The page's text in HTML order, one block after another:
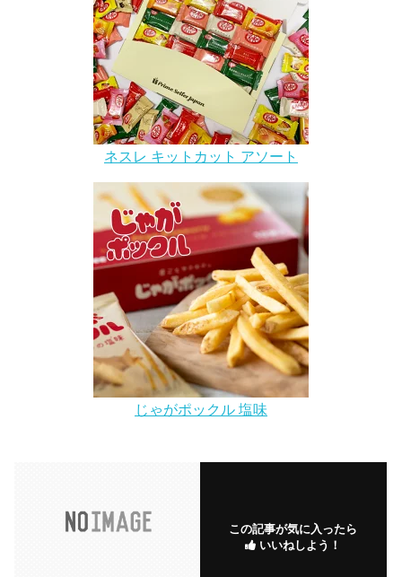
ネスレ キットカット アソート
じゃがポックル 塩味
この記事が気に入ったら
いいねしよう！